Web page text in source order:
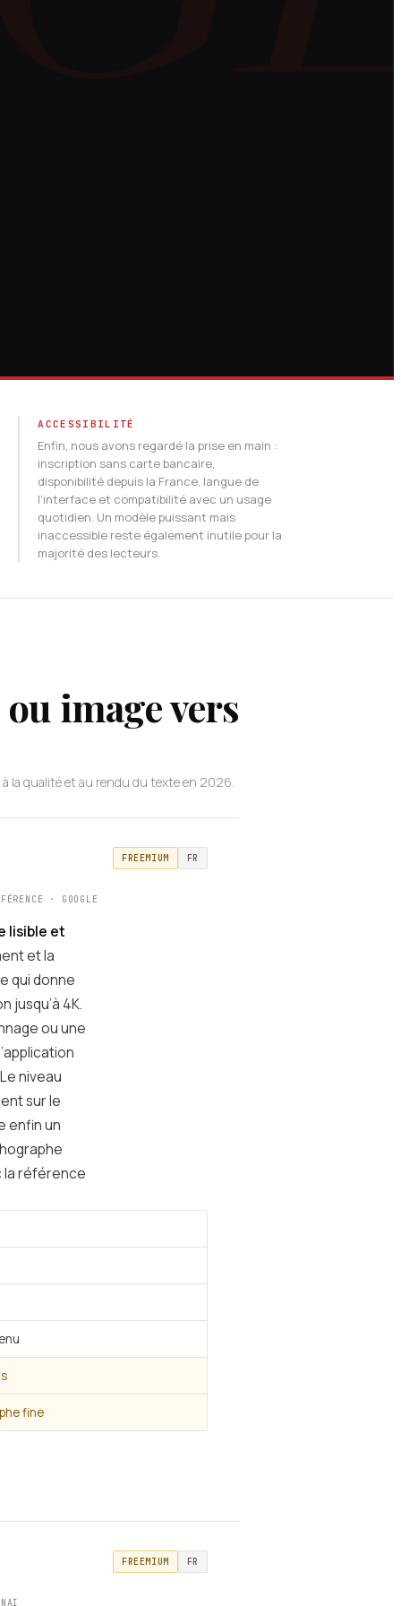
ACCESSIBILITÉ
Enfin, nous avons regardé la prise en main :
inscription sans carte bancaire,
disponibilité depuis la France, langue de
l’interface et compatibilité avec un usage
quotidien. Un modèle puissant mais
inaccessible reste également inutile pour la
majorité des lecteurs.
image vers
la qualité et au rendu du texte en 2026.
FREEMIUM FR
· GOOGLE
lisible et
et la
qui donne
jusqu’à 4K.
ou une
niveau
sur le
enfin un
la référence
fine
FREEMIUM FR